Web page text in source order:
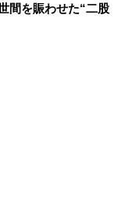
間を賑わせた“二股